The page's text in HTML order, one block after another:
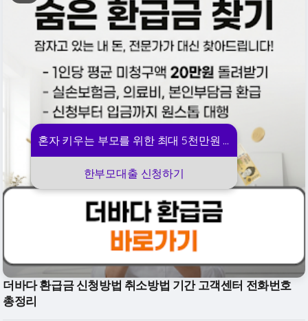
혼자 키우는 부모를 위한 최대 5천만원 지원
한부모대출 신청하기
더바다 환급금 신청방법 취소방법 기간 고객센터 전화번호
총정리